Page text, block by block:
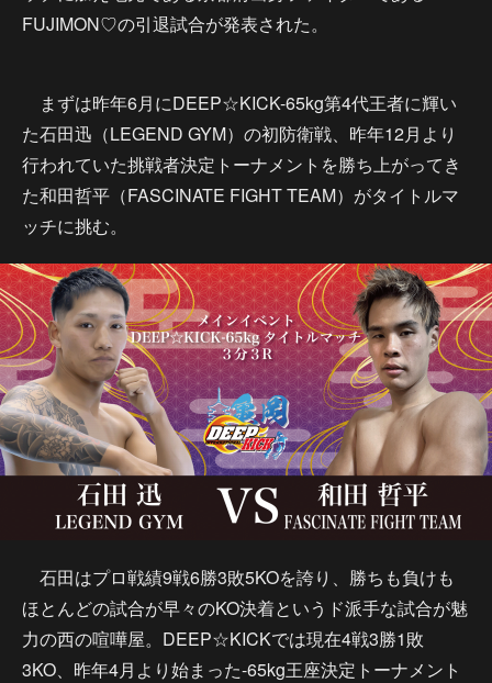
FUJIMON♡の引退試合が発表された。
まずは昨年6月にDEEP☆KICK-65kg第4代王者に輝い
た石田迅（LEGEND GYM）の初防衛戦、昨年12月より
行われていた挑戦者決定トーナメントを勝ち上がってき
た和田哲平（FASCINATE FIGHT TEAM）がタイトルマ
ッチに挑む。
石田はプロ戦績9戦6勝3敗5KOを誇り、勝ちも負けも
ほとんどの試合が早々のKO決着というド派手な試合が魅
力の西の喧嘩屋。DEEP☆KICKでは現在4戦3勝1敗
3KO、昨年4月より始まった-65kg王座決定トーナメント